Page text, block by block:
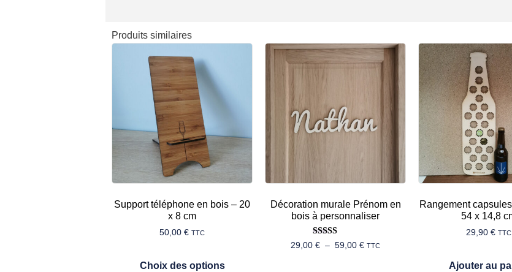
Produits similaires
Support téléphone en bois – 20
x 8 cm
50,00 € TTC
Choix des options
Décoration murale Prénom en
bois à personnaliser
Note
29,00 € – 59,00 € TTC
Rangement
54 x 14,8
29,90 € TTC
Ajouter au